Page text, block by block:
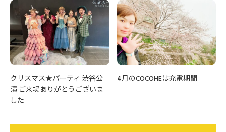
クリスマス★パーティ 渋谷公
演 ご来場ありがとうございま
した
4月のCOCOHEは充電期間